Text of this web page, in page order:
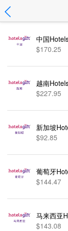
$170.25
$227.95
$92.85
$144.47
$143.08